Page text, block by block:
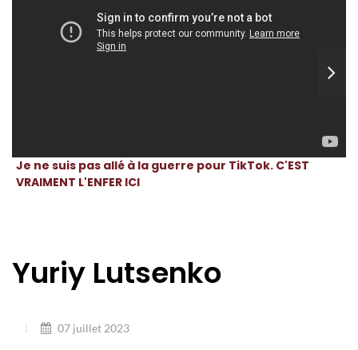
Je ne suis pas allé à la guerre pour TikTok. C'EST
VRAIMENT L'ENFER ICI
Yuriy Lutsenko
07 juillet 2023